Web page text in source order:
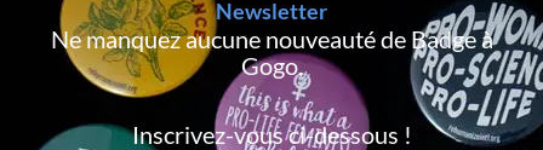
Newsletter
Ne manquez aucune nouveauté de Badge à
Gogo,
Inscrivez-vous ci-dessous !